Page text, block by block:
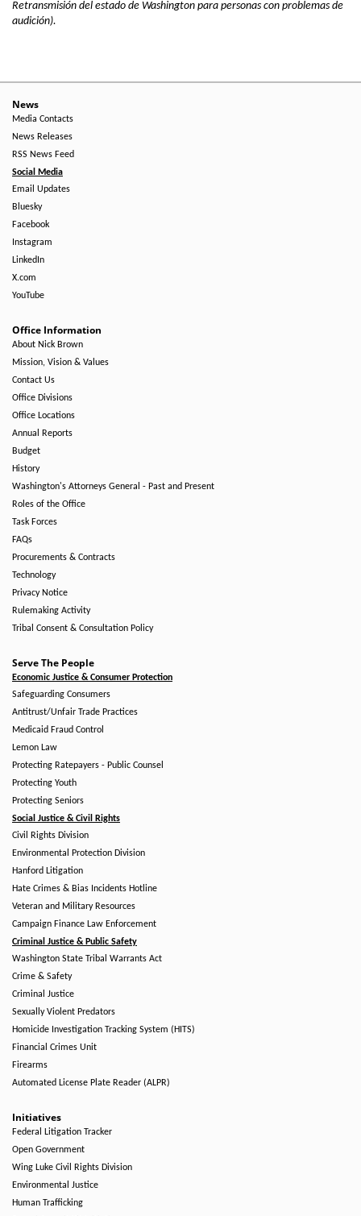
Retransmisión del estado de Washington para personas con problemas de
audición).
News
Media Contacts
News Releases
RSS News Feed
Social Media
Email Updates
Bluesky
Facebook
Instagram
LinkedIn
X.com
YouTube
Office Information
About Nick Brown
Mission, Vision & Values
Contact Us
Office Divisions
Office Locations
Annual Reports
Budget
History
Washington's Attorneys General - Past and Present
Roles of the Office
Task Forces
FAQs
Procurements & Contracts
Technology
Privacy Notice
Rulemaking Activity
Tribal Consent & Consultation Policy
Serve The People
Economic Justice & Consumer Protection
Safeguarding Consumers
Antitrust/Unfair Trade Practices
Medicaid Fraud Control
Lemon Law
Protecting Ratepayers - Public Counsel
Protecting Youth
Protecting Seniors
Social Justice & Civil Rights
Civil Rights Division
Environmental Protection Division
Hanford Litigation
Hate Crimes & Bias Incidents Hotline
Veteran and Military Resources
Campaign Finance Law Enforcement
Criminal Justice & Public Safety
Washington State Tribal Warrants Act
Crime & Safety
Criminal Justice
Sexually Violent Predators
Homicide Investigation Tracking System (HITS)
Financial Crimes Unit
Firearms
Automated License Plate Reader (ALPR)
Initiatives
Federal Litigation Tracker
Open Government
Wing Luke Civil Rights Division
Environmental Justice
Human Trafficking